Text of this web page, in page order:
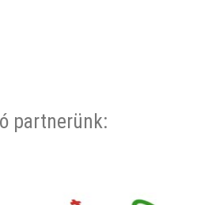
partnerünk: